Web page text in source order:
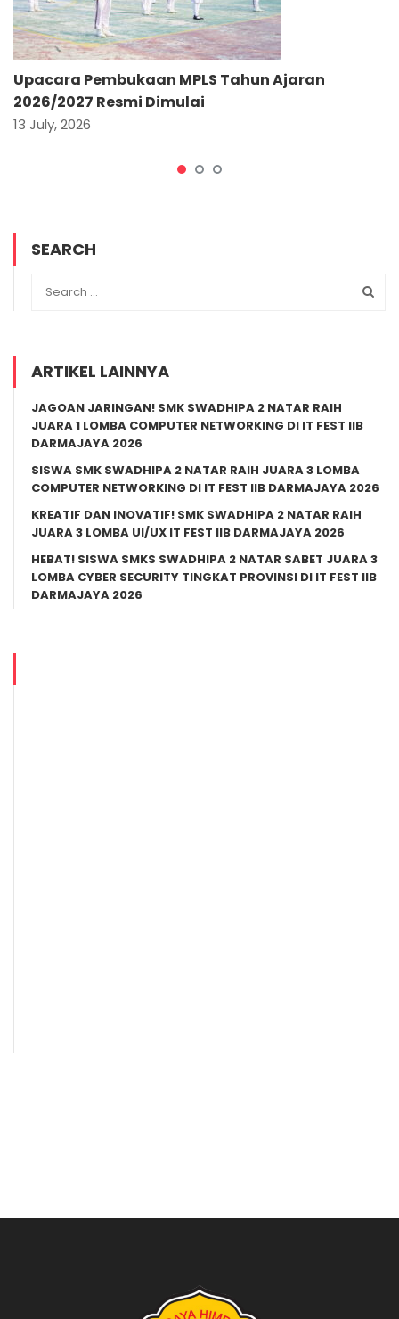
Upacara Pembukaan MPLS Tahun Ajaran
2026/2027 Resmi Dimulai
13 July, 2026
SEARCH
ARTIKEL LAINNYA
JAGOAN JARINGAN! SMK SWADHIPA 2 NATAR RAIH
JUARA 1 LOMBA COMPUTER NETWORKING DI IT FEST IIB
DARMAJAYA 2026
SISWA SMK SWADHIPA 2 NATAR RAIH JUARA 3 LOMBA
COMPUTER NETWORKING DI IT FEST IIB DARMAJAYA 2026
KREATIF DAN INOVATIF! SMK SWADHIPA 2 NATAR RAIH
JUARA 3 LOMBA UI/UX IT FEST IIB DARMAJAYA 2026
HEBAT! SISWA SMKS SWADHIPA 2 NATAR SABET JUARA 3
LOMBA CYBER SECURITY TINGKAT PROVINSI DI IT FEST IIB
DARMAJAYA 2026